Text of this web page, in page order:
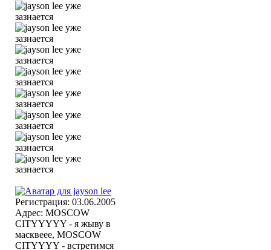
Регистрация: 03.06.2005
Адрес: MOSCOW
CITYYYYY - я жыву в
масквеее, MOSCOW
CITYYYY - встретимся